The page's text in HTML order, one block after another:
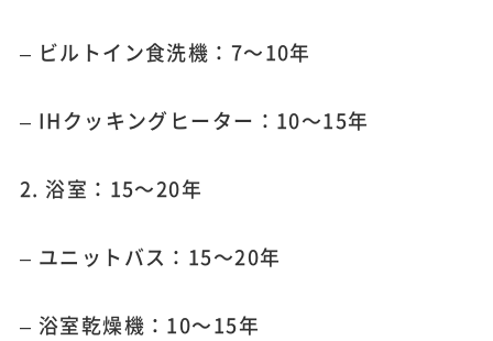
– ビルトイン食洗機：7～10年
– IHクッキングヒーター：10～15年
2. 浴室：15～20年
– ユニットバス：15～20年
– 浴室乾燥機：10～15年